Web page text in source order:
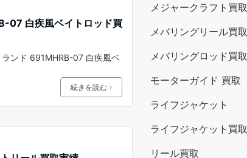
07 白疾風ベイトロッド買
ンド 691MHRB-07 白疾風ベ
続きを読む
メジャークラフト買取
メバリングリール買取
メバリングロッド買取
モーターガイド 買取
ライフジャケット
ライフジャケット買取
リール買取